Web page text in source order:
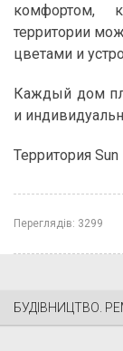
комфортом,
территории
цветами и
Каждый дом
и
Территория
Переглядів: 3299
БУДІВНИЦТВО.